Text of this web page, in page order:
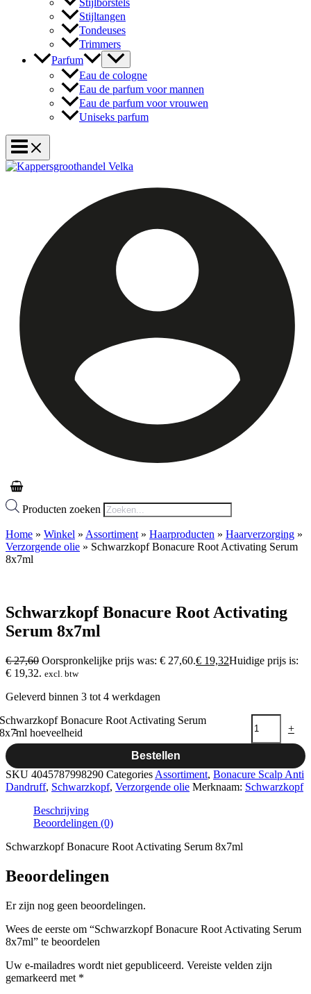
Stijltangen
Tondeuses
Trimmers
Parfum
Eau de cologne
Eau de parfum voor mannen
Eau de parfum voor vrouwen
Uniseks parfum
Producten zoeken
Home » Winkel » Assortiment » Haarproducten » Haarverzorging »
Verzorgende olie » Schwarzkopf Bonacure Root Activating Serum
8x7ml
Schwarzkopf Bonacure Root Activating
Serum 8x7ml
€27,60 Oorspronkelijke prijs was: € 27,60.€ 19,32Huidige prijs is:
€ 19,32. excl. btw
Geleverd binnen 3 tot 4 werkdagen
-
Schwarzkopf Bonacure Root Activating Serum
8x7ml hoeveelheid
+
Bestellen
SKU 4045787998290 Categories Assortiment, Bonacure Scalp Anti
Dandruff, Schwarzkopf, Verzorgende olie Merknaam: Schwarzkopf
Beschrijving
Beoordelingen (0)
Schwarzkopf Bonacure Root Activating Serum 8x7ml
Beoordelingen
Er zijn nog geen beoordelingen.
Wees de eerste om “Schwarzkopf Bonacure Root Activating Serum
8x7ml” te beoordelen
Uw e-mailadres wordt niet gepubliceerd. Vereiste velden zijn
gemarkeerd met *